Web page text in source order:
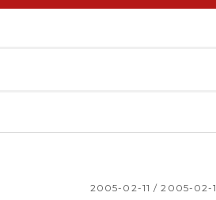
2005-02-11 / 2005-02-